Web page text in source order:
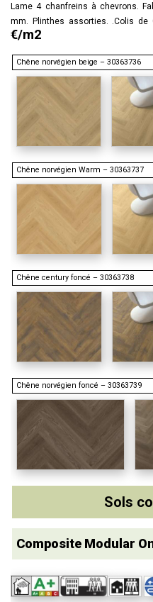
Lame 4 chanfreins à chevrons.
mm. Plinthes assorties. .Colis de
€/m2
Chêne norvégien beige – 30363736
Chêne norvégien Warm – 30363737
Chêne century foncé – 30363738
Chêne norvégien foncé – 30363739
Sols
Composite Modular